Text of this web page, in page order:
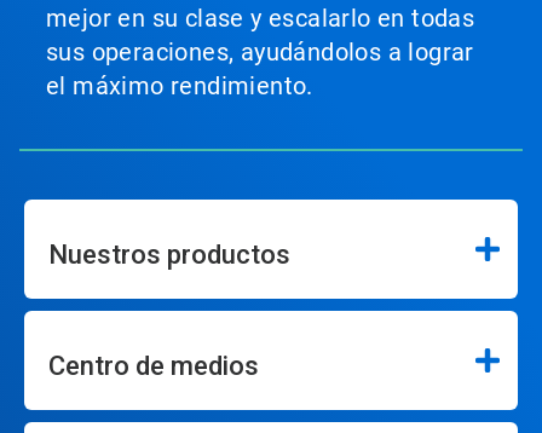
mejor en su clase y escalarlo en todas
sus operaciones, ayudándolos a lograr
el máximo rendimiento.
Nuestros productos
Centro de medios